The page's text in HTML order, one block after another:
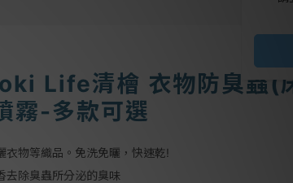
Life清檜 衣物防臭蟲(
霧-多款可選
衣物等織品。免洗免曬，快速乾!
去除臭蟲所分泌的臭味